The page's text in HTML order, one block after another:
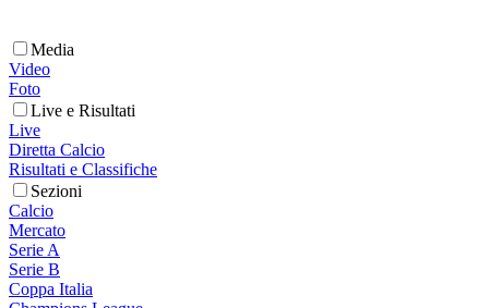
Media
Video
Foto
Live e Risultati
Live
Diretta Calcio
Risultati e Classifiche
Sezioni
Calcio
Mercato
Serie A
Serie B
Coppa Italia